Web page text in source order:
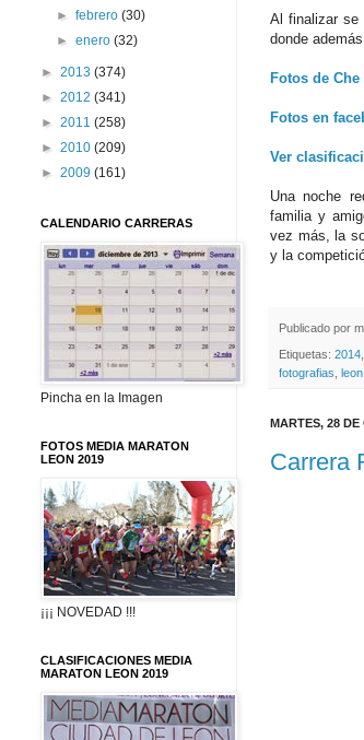
Al finalizar se
donde
Fotos de Che
Fotos en
Ver
Una noche
familia y
vez más, la
y la
Publicado por
Etiquetas: 2014
fotografias leon
MARTES, 28 DE
Carrera
►febrero(30)
►enero(32)
► 2013 (374)
► 2012 (341)
► 2011 (258)
► 2010 (209)
► 2009 (161)
CALENDARIO CARRERAS
Pincha en la Imagen
FOTOS MEDIA MARATON
LEON 2019
¡¡¡ NOVEDAD !!!
CLASIFICACIONES MEDIA
MARATON LEON 2019